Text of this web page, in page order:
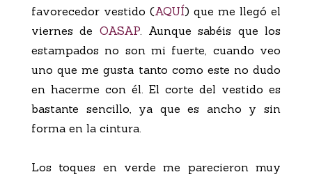
favorecedor vestido (AQUÍ) que me llegó el
viernes de OASAP. Aunque sabéis que los
estampados no son mi fuerte, cuando veo
uno que me gusta tanto como este no dudo
en hacerme con él. El corte del vestido es
bastante sencillo, ya que es ancho y sin
forma en la cintura.
Los toques en verde me parecieron muy